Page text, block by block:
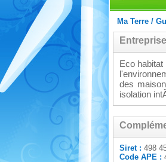
Ma Terre/
Eco
des
isolation
Siret : 498
Code APE :